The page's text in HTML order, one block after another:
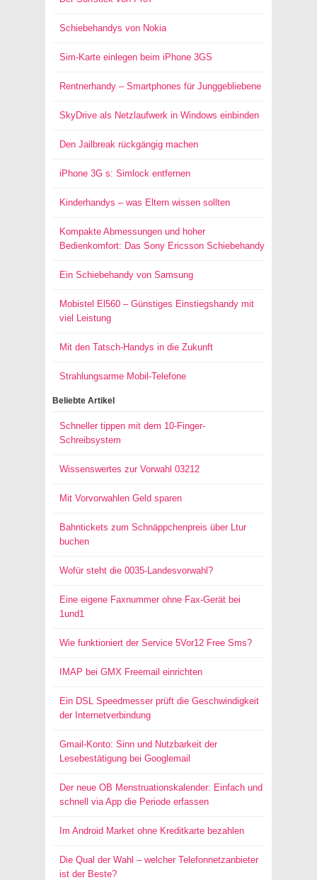
Schiebehandys von Nokia
Sim-Karte einlegen beim iPhone 3GS
Rentnerhandy – Smartphones für Junggebliebene
SkyDrive als Netzlaufwerk in Windows einbinden
Den Jailbreak rückgängig machen
iPhone 3G s: Simlock entfernen
Kinderhandys – was Eltern wissen sollten
Kompakte Abmessungen und hoher
Bedienkomfort: Das Sony Ericsson Schiebehandy
Ein Schiebehandy von Samsung
Mobistel El560 – Günstiges Einstiegshandy mit
viel Leistung
Mit den Tatsch-Handys in die Zukunft
Strahlungsarme Mobil-Telefone
Beliebte Artikel
Schneller tippen mit dem 10-Finger-
Schreibsystem
Wissenswertes zur Vorwahl 03212
Mit Vorvorwahlen Geld sparen
Bahntickets zum Schnäppchenpreis über Ltur
buchen
Wofür steht die 0035-Landesvorwahl?
Eine eigene Faxnummer ohne Fax-Gerät bei
1und1
Wie funktioniert der Service 5Vor12 Free Sms?
IMAP bei GMX Freemail einrichten
Ein DSL Speedmesser prüft die Geschwindigkeit
der Internetverbindung
Gmail-Konto: Sinn und Nutzbarkeit der
Lesebestätigung bei Googlemail
Der neue OB Menstruationskalender: Einfach und
schnell via App die Periode erfassen
Im Android Market ohne Kreditkarte bezahlen
Die Qual der Wahl – welcher Telefonnetzanbieter
ist der Beste?